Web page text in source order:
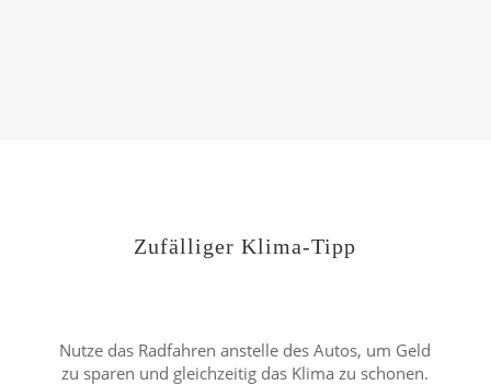
Zufälliger Klima-Tipp
Nutze das Radfahren anstelle des Autos, um Geld
zu sparen und gleichzeitig das Klima zu schonen.